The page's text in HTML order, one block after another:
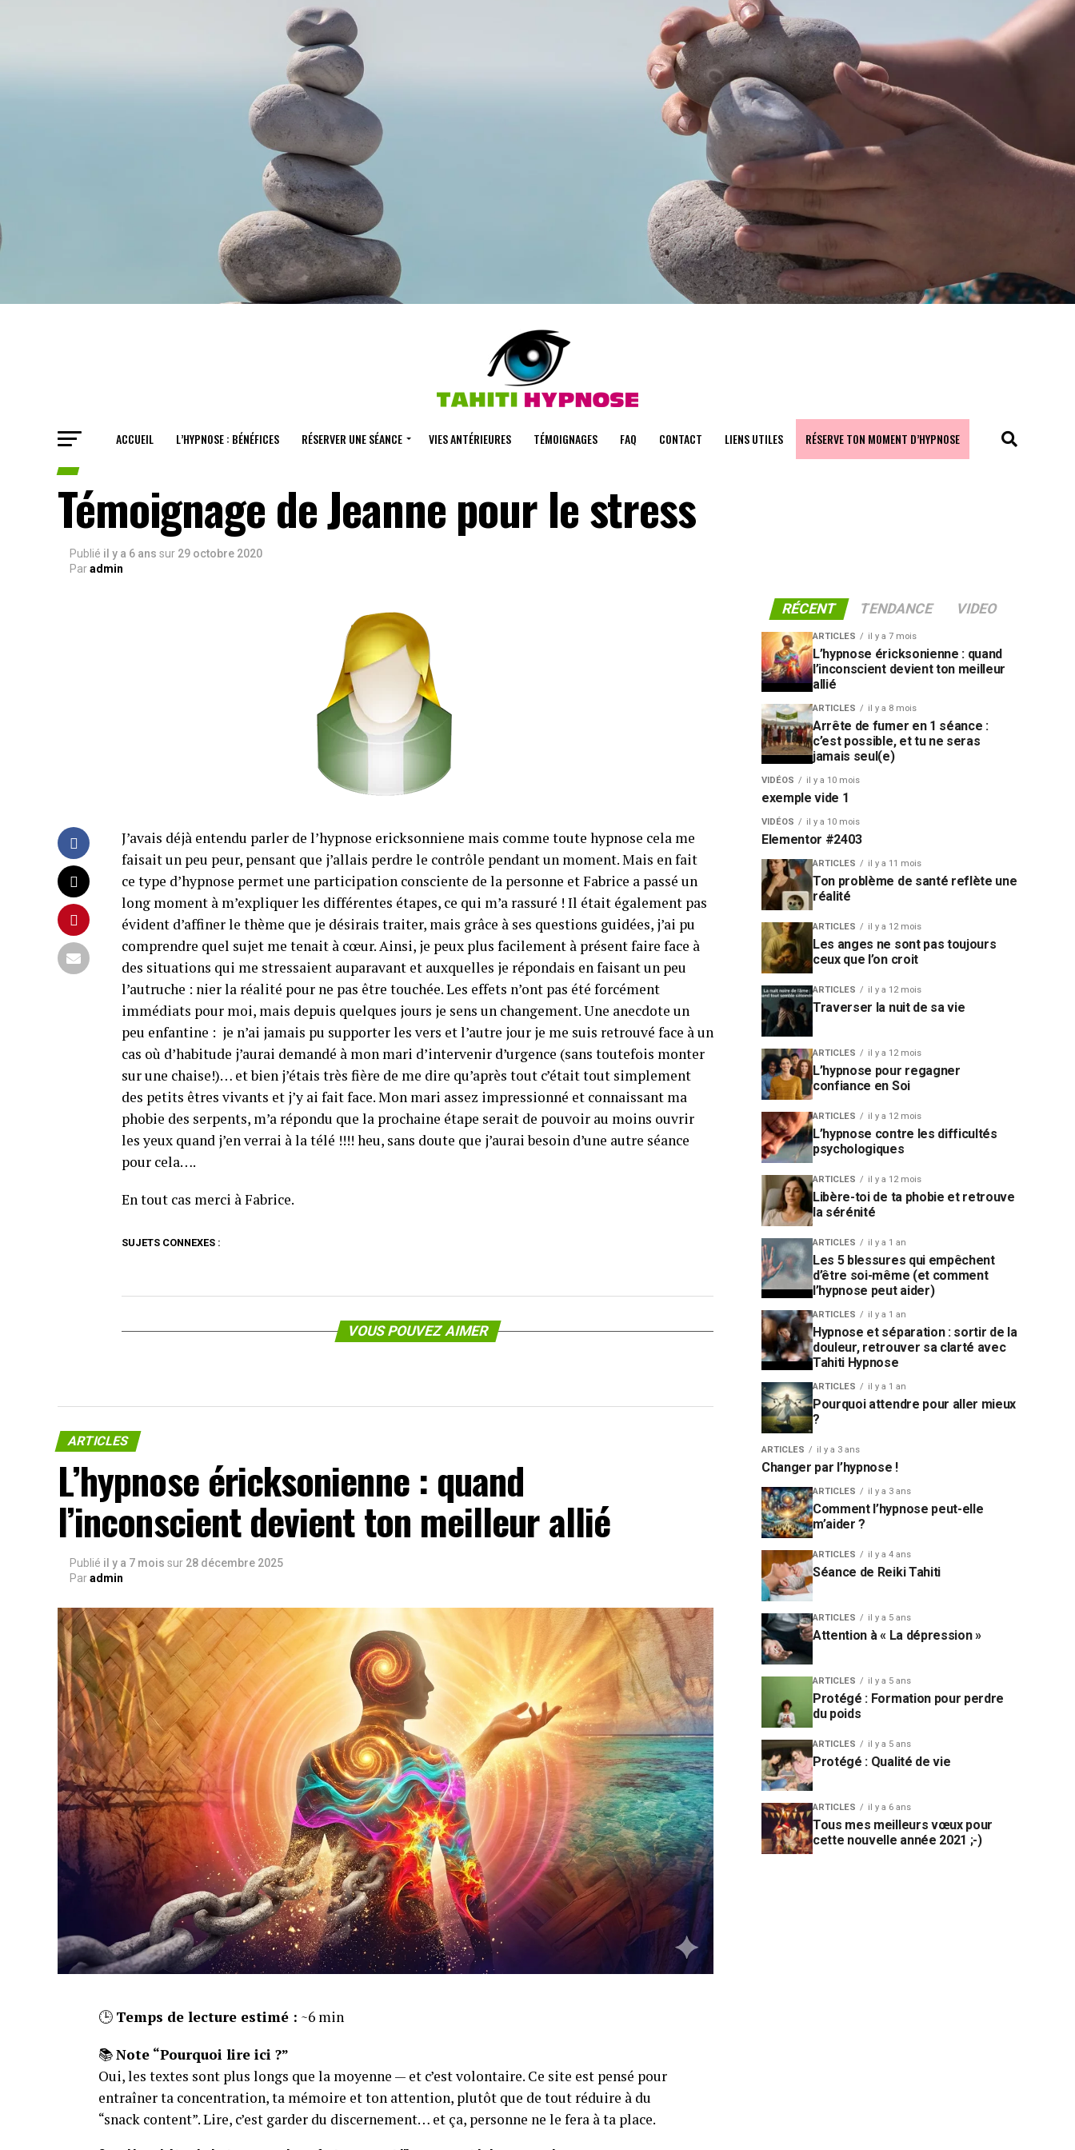
ACCUEIL L’HYPNOSE : BÉNÉFICES RÉSERVER UNE SÉANCE VIES ANTÉRIEURES TÉMOIGNAGES FAQ CONTACT LIENS UTILES RÉSERVE TON MOMENT D’HYPNOSE
Témoignage de Jeanne pour le stress
Publié il y a 6 ans sur 29 octobre 2020
Paradmin
J’avais déjà entendu parler de l’hypnose ericksonniene mais comme toute hypnose cela me
faisait un peu peur, pensant que j’allais perdre le contrôle pendant un moment. Mais en fait
ce type d’hypnose permet une participation consciente de la personne et Fabrice a passé un
long moment à m’expliquer les différentes étapes, ce qui m’a rassuré ! Il était également pas
évident d’affiner le thème que je désirais traiter, mais grâce à ses questions guidées, j’ai pu
comprendre quel sujet me tenait à cœur. Ainsi, je peux plus facilement à présent faire face à
des situations qui me stressaient auparavant et auxquelles je répondais en faisant un peu
l’autruche : nier la réalité pour ne pas être touchée. Les effets n’ont pas été forcément
immédiats pour moi, mais depuis quelques jours je sens un changement. Une anecdote un
peu enfantine : je n’ai jamais pu supporter les vers et l’autre jour je me suis retrouvé face à un
cas où d’habitude j’aurai demandé à mon mari d’intervenir d’urgence (sans toutefois monter
sur une chaise!)… et bien j’étais très fière de me dire qu’après tout c’était tout simplement
des petits êtres vivants et j’y ai fait face. Mon mari assez impressionné et connaissant ma
phobie des serpents, m’a répondu que la prochaine étape serait de pouvoir au moins ouvrir
les yeux quand j’en verrai à la télé !!!! heu, sans doute que j’aurai besoin d’une autre séance
pour cela….
En tout cas merci à Fabrice.
SUJETS CONNEXES :
VOUS POUVEZ AIMER
ARTICLES
L’hypnose éricksonienne : quand
l’inconscient devient ton meilleur allié
Publié il y a 7 mois sur 28 décembre 2025
Paradmin
🕒 Temps de lecture estimé : ~6 min
📚Note “Pourquoi lire ici ?”
Oui, les textes sont plus longs que la moyenne — et c’est volontaire. Ce site est pensé pour
entraîner ta concentration, ta mémoire et ton attention, plutôt que de tout réduire à du
“snack content”. Lire, c’est garder du discernement… et ça, personne ne le fera à ta place.
RÉCENT TENDANCE VIDEO
ARTICLES il y a 7 mois
L’hypnose éricksonienne : quand
l’inconscient devient ton meilleur
allié
ARTICLES il y a 8 mois
Arrête de fumer en 1 séance :
c’est possible, et tu ne seras
jamais seul(e)
VIDÉOS il y a 10 mois
exemple vide 1
VIDÉOS il y a 10 mois
Elementor #2403
ARTICLES il y a 11 mois
Ton problème de santé reflète une
réalité
ARTICLES il y a 12 mois
Les anges ne sont pas toujours
ceux que l’on croit
ARTICLES il y a 12 mois
Traverser la nuit de sa vie
ARTICLES il y a 12 mois
L’hypnose pour regagner
confiance en Soi
ARTICLES il y a 12 mois
L’hypnose contre les difficultés
psychologiques
ARTICLES il y a 12 mois
Libère-toi de ta phobie et retrouve
la sérénité
ARTICLES il y a 1 an
Les 5 blessures qui empêchent
d’être soi-même (et comment
l’hypnose peut aider)
ARTICLES il y a 1 an
Hypnose et séparation : sortir de la
douleur, retrouver sa clarté avec
Tahiti Hypnose
ARTICLES il y a 1 an
Pourquoi attendre pour aller mieux
?
ARTICLES il y a 3 ans
Changer par l’hypnose !
ARTICLES il y a 3 ans
Comment l’hypnose peut-elle
m’aider ?
ARTICLES il y a 4 ans
Séance de Reiki Tahiti
ARTICLES il y a 5 ans
Attention à « La dépression »
ARTICLES il y a 5 ans
Protégé : Formation pour perdre
du poids
ARTICLES il y a 5 ans
Protégé : Qualité de vie
ARTICLES il y a 6 ans
Tous mes meilleurs vœux pour
cette nouvelle année 2021 ;-)